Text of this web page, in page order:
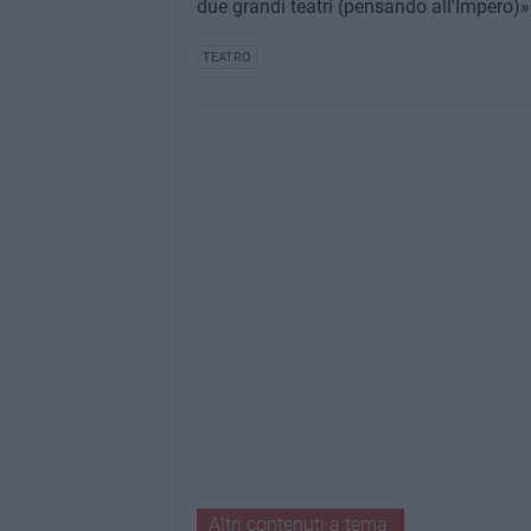
due grandi teatri (pensando
TEATRO
Altri contenuti a tema